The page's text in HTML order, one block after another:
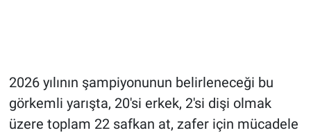
2026 yılının şampiyonunun belirleneceği bu
görkemli yarışta, 20'si erkek, 2'si dişi olmak
üzere toplam 22 safkan at, zafer için mücadele